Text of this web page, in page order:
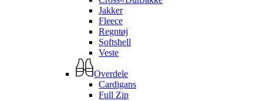
Jakker
Fleece
Regntøj
Softshell
Veste
Overdele
Cardigans
Full Zip